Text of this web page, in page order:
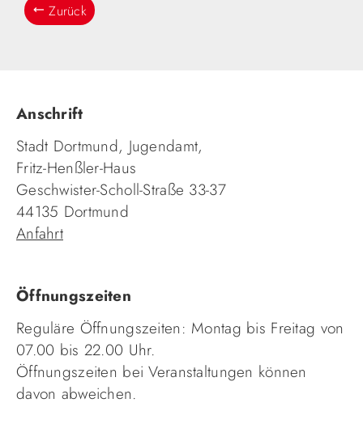
Zurück
Anschrift
Stadt Dortmund, Jugendamt,
Fritz-Henßler-Haus
Geschwister-Scholl-Straße 33-37
44135 Dortmund
Anfahrt
Öffnungszeiten
Reguläre Öffnungszeiten: Montag bis Freitag von
07.00 bis 22.00 Uhr.
Öffnungszeiten bei Veranstaltungen können
davon abweichen.